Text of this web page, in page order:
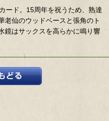
ード。15周年を祝うため、熟達
老仙のウッドベースと張角のト
鏡はサックスを高らかに鳴り響